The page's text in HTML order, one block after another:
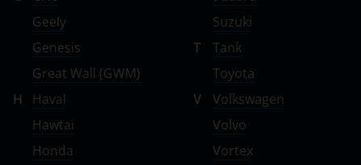
Geely
Genesis
Great Wall (GWM)
H
Haval
Hawtai
Honda
Suzuki
T
Tank
Toyota
V
Volkswagen
Volvo
Vortex